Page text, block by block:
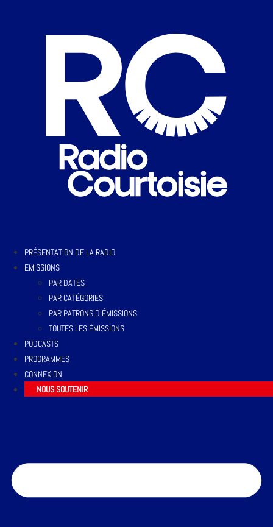
PRÉSENTATION DE LA RADIO
EMISSIONS
PAR DATES
PAR CATÉGORIES
PAR PATRONS D’ÉMISSIONS
TOUTES LES ÉMISSIONS
PODCASTS
PROGRAMMES
CONNEXION
NOUS SOUTENIR